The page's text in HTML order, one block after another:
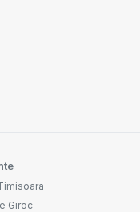
Giroc